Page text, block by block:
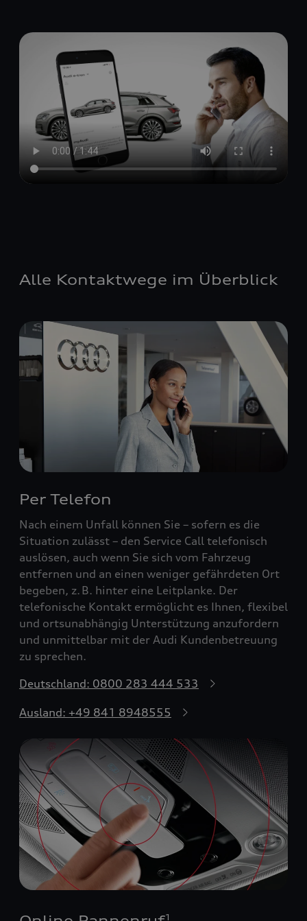
Alle Kontaktwege im Überblick
Per Telefon
Nach einem Unfall können Sie – sofern es die
Situation zulässt – den Service Call telefonisch
auslösen, auch wenn Sie sich vom Fahrzeug
entfernen und an einen weniger gefährdeten Ort
begeben, z. B. hinter eine Leitplanke. Der
telefonische Kontakt ermöglicht es Ihnen, flexibel
und ortsunabhängig Unterstützung anzufordern
und unmittelbar mit der Audi Kundenbetreuung
zu sprechen.
Deutschland: 0800 283 444 533
Ausland: +49 841 8948555
1